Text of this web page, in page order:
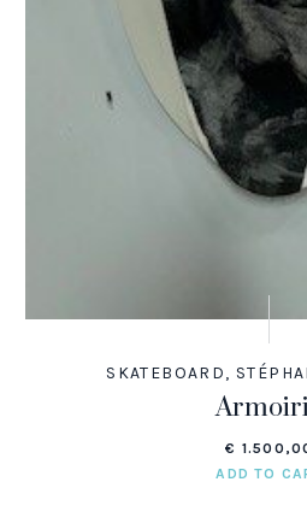
SKATEBOARD,
€
ADD TO